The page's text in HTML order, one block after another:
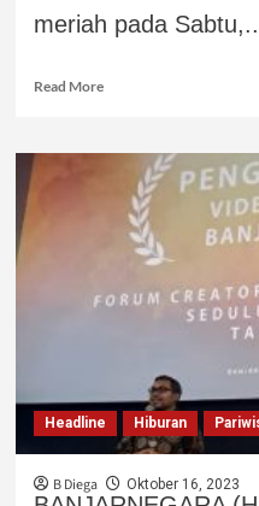
meriah pada
Read More
Headline Hiburan
B Diega Oktober 16, 2023